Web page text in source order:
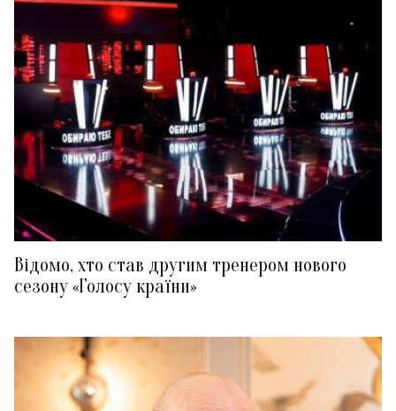
Відомо, хто став другим тренером нового
сезону «Голосу країни»